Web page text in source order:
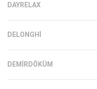
DAYRELAX
DELONGHI
DEMIRDÖKÜM